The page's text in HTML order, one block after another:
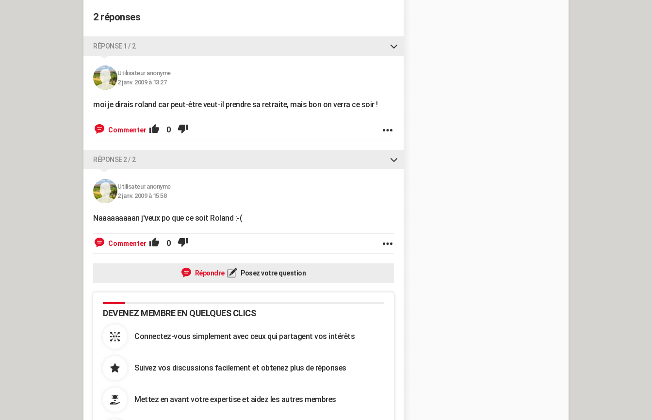
2 réponses
RÉPONSE 1 / 2
Utilisateur anonyme
2 janv. 2009 à 13:27
moi je dirais roland car peut-être veut-il prendre sa retraite, mais bon on verra ce soir !
Commenter 0
RÉPONSE 2 / 2
Utilisateur anonyme
2 janv. 2009 à 15:58
Naaaaaaaaan j'veux po que ce soit Roland :-(
Commenter 0
Répondre Posez votre question
DEVENEZ MEMBRE EN QUELQUES CLICS
Connectez-vous simplement avec ceux qui partagent vos intérêts
Suivez vos discussions facilement et obtenez plus de réponses
Mettez en avant votre expertise et aidez les autres membres